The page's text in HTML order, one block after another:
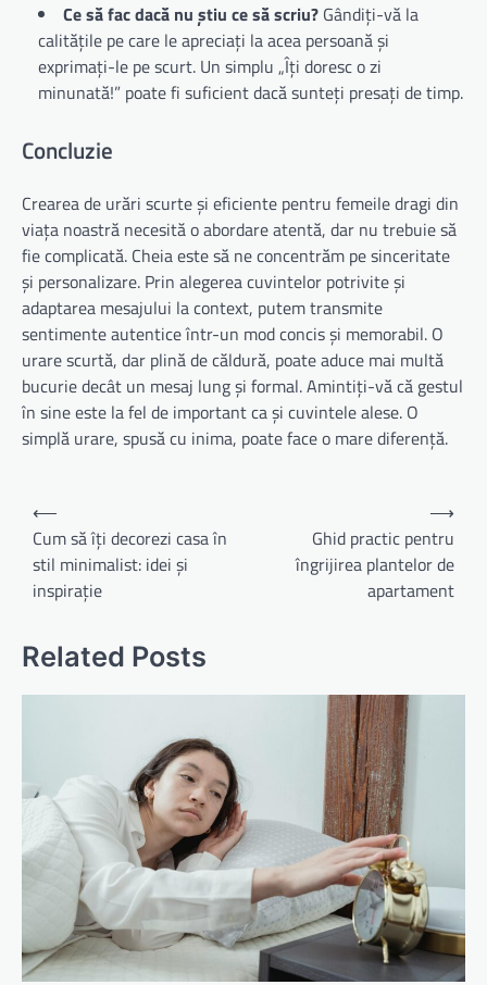
Ce să fac dacă nu știu ce să scriu? Gândiți-vă la
calitățile pe care le apreciați la acea persoană și
exprimați-le pe scurt. Un simplu „Îți doresc o zi
minunată!” poate fi suficient dacă sunteți presați de timp.
Concluzie
Crearea de urări scurte și eficiente pentru femeile dragi din
viața noastră necesită o abordare atentă, dar nu trebuie să
fie complicată. Cheia este să ne concentrăm pe sinceritate
și personalizare. Prin alegerea cuvintelor potrivite și
adaptarea mesajului la context, putem transmite
sentimente autentice într-un mod concis și memorabil. O
urare scurtă, dar plină de căldură, poate aduce mai multă
bucurie decât un mesaj lung și formal. Amintiți-vă că gestul
în sine este la fel de important ca și cuvintele alese. O
simplă urare, spusă cu inima, poate face o mare diferență.
Navigare
în
articole
⟵
Cum să îți decorezi casa în
stil minimalist: idei și
inspirație
Ghid practic pentru
îngrijirea plantelor de
apartament
⟶
Related Posts